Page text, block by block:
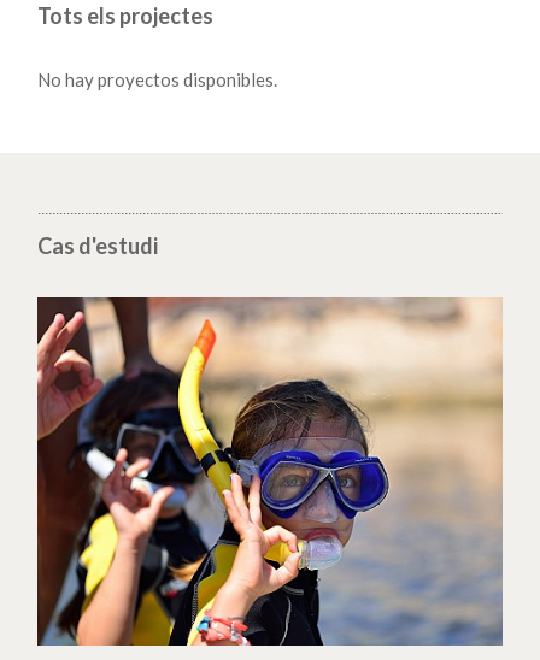
Tots els projectes
No hay proyectos disponibles.
Cas d'estudi